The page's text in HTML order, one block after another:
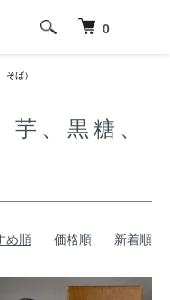
0
ば）
、黒糖、
め順 価格順 新着順